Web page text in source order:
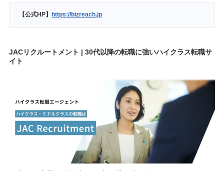
【公式HP】 https://bizreach.jp
JACリクルートメント | 30代以降の転職に強いハイクラス転職サ
イト